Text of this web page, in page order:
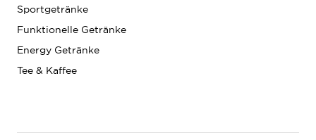
Sportgetränke
Funktionelle Getränke
Energy Getränke
Tee & Kaffee